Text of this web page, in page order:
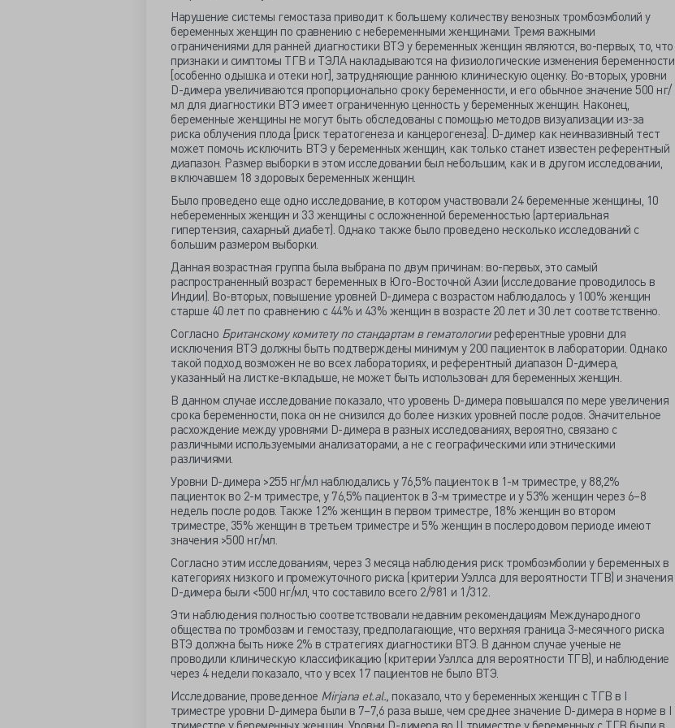
Нарушение системы гемостаза приводит к большему количеству венозных тромбоэмболий у
беременных женщин по сравнению с небеременными женщинами. Тремя важными
ограничениями для ранней диагностики ВТЭ у беременных женщин являются, во-первых, то, что
признаки и симптомы ТГВ и ТЭЛА накладываются на физиологические изменения беременности
[особенно одышка и отеки ног], затрудняющие раннюю клиническую оценку. Во-вторых, уровни
D-димера увеличиваются пропорционально сроку беременности, и его обычное значение 500 нг/
мл для диагностики ВТЭ имеет ограниченную ценность у беременных женщин. Наконец,
беременные женщины не могут быть обследованы с помощью методов визуализации из-за
риска облучения плода [риск тератогенеза и канцерогенеза]. D-димер как неинвазивный тест
может помочь исключить ВТЭ у беременных женщин, как только станет известен референтный
диапазон. Размер выборки в этом исследовании был небольшим, как и в другом исследовании,
включавшем 18 здоровых беременных женщин.
Было проведено еще одно исследование, в котором участвовали 24 беременные женщины, 10
небеременных женщин и 33 женщины с осложненной беременностью (артериальная
гипертензия, сахарный диабет). Однако также было проведено несколько исследований с
большим размером выборки.
Данная возрастная группа была выбрана по двум причинам: во-первых, это самый
распространенный возраст беременных в Юго-Восточной Азии (исследование проводилось в
Индии). Во-вторых, повышение уровней D-димера с возрастом наблюдалось у 100% женщин
старше 40 лет по сравнению с 44% и 43% женщин в возрасте 20 лет и 30 лет соответственно.
Согласно Британскому комитету по стандартам в гематологииреферентные уровни для
исключения ВТЭ должны быть подтверждены минимум у 200 пациенток в лаборатории. Однако
такой подход возможен не во всех лабораториях, и референтный диапазон D-димера,
указанный на листке-вкладыше, не может быть использован для беременных женщин.
В данном случае исследование показало, что уровень D-димера повышался по мере увеличения
срока беременности, пока он не снизился до более низких уровней после родов. Значительное
расхождение между уровнями D-димера в разных исследованиях, вероятно, связано с
различными используемыми анализаторами, а не с географическими или этническими
различиями.
Уровни D-димера >255 нг/мл наблюдались у 76,5% пациенток в 1-м триместре, у 88,2%
пациенток во 2-м триместре, у 76,5% пациенток в 3-м триместре и у 53% женщин через 6–8
недель после родов. Также 12% женщин в первом триместре, 18% женщин во втором
триместре, 35% женщин в третьем триместре и 5% женщин в послеродовом периоде имеют
значения >500 нг/мл.
Согласно этим исследованиям, через 3 месяца наблюдения риск тромбоэмболии у беременных в
категориях низкого и промежуточного риска (критерии Уэллса для вероятности ТГВ) и значения
D-димера были <500 нг/мл, что составило всего 2/981 и 1/312.
Эти наблюдения полностью соответствовали недавним рекомендациям Международного
общества по тромбозам и гемостазу, предполагающие, что верхняя граница 3-месячного риска
ВТЭ должна быть ниже 2% в стратегиях диагностики ВТЭ. В данном случае ученые не
проводили клиническую классификацию (критерии Уэллса для вероятности ТГВ), и наблюдение
через 4 недели показало, что у всех 17 пациентов не было ВТЭ.
Исследование, проведенное Mirjana et.al., показало, что у беременных женщин с ТГВ в I
триместре уровни D-димера были в 7–7,6 раза выше, чем среднее значение D-димера в норме в I
триместре у беременных женщин. Уровни D-димера во II триместре у беременных с ТГВ были в